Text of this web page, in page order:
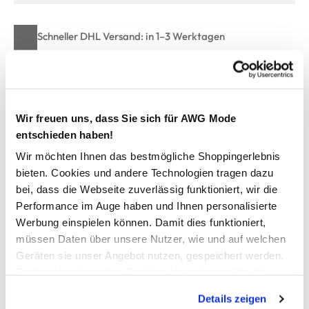
Wir freuen uns, dass Sie sich für AWG Mode
entschieden haben!
Wir möchten Ihnen das bestmögliche Shoppingerlebnis
bieten. Cookies und andere Technologien tragen dazu
bei, dass die Webseite zuverlässig funktioniert, wir die
Performance im Auge haben und Ihnen personalisierte
Werbung einspielen können. Damit dies funktioniert,
müssen Daten über unsere Nutzer, wie und auf welchen
Geräten sie unser Angebot nutzen, gespeichert werden.
werden, werden bei der Nutzung der Webseite auf jeden
Details zeigen
Schneller DHL Versand: in 1–3 Werktagen
Kostenfreie Rücksendung innerhalb 14 Tage
Zur Wunschliste hinzufügen
Herren Textilgürtel mit Metallschließe
robuster Arbeits-Gürtel von Southern Territory
mit praktischer Metall-Schließe
Gürtelende durch Metallsteg geschützt